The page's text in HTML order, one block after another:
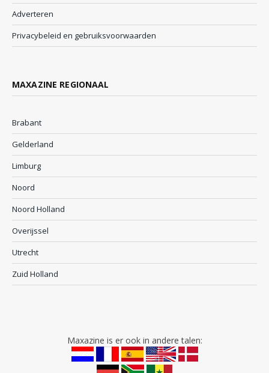
Adverteren
Privacybeleid en gebruiksvoorwaarden
MAXAZINE REGIONAAL
Brabant
Gelderland
Limburg
Noord
Noord Holland
Overijssel
Utrecht
Zuid Holland
Maxazine is er ook in andere talen: